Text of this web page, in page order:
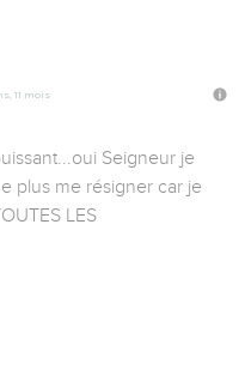
11 mois
Seigneur je
plus me résigner car je
LES